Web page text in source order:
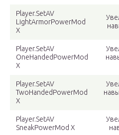
Player.SetAV
LightArmorPowerMod
X
Player.SetAV
OneHandedPowerMod
X
Player.SetAV
TwoHandedPowerMod
X
Player.SetAV
SneakPowerMod X